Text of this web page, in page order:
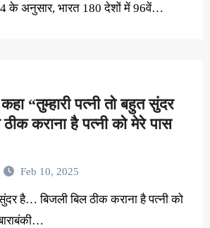
के अनुसार, भारत 180 देशों में 96वें…
“तुम्हारी पत्नी तो बहुत सुंदर
कराना है पत्नी को मेरे पास
Feb 10, 2025